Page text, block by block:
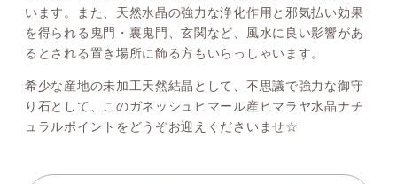
います。また、天然水晶の強力な浄化作用と邪気払い効果
を得られる鬼門・裏鬼門、玄関など、風水に良い影響があ
るとされる置き場所に飾る方もいらっしゃいます。
希少な産地の未加工天然結晶として、不思議で強力な御守
り石として、このガネッシュヒマール産ヒマラヤ水晶ナチ
ュラルポイントをどうぞお迎えくださいませ☆